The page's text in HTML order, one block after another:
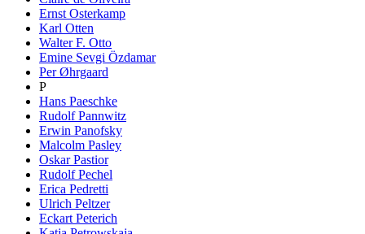
Ernst Osterkamp
Karl Otten
Walter F. Otto
Emine Sevgi Özdamar
Per Øhrgaard
P
Hans Paeschke
Rudolf Pannwitz
Erwin Panofsky
Malcolm Pasley
Oskar Pastior
Rudolf Pechel
Erica Pedretti
Ulrich Peltzer
Eckart Peterich